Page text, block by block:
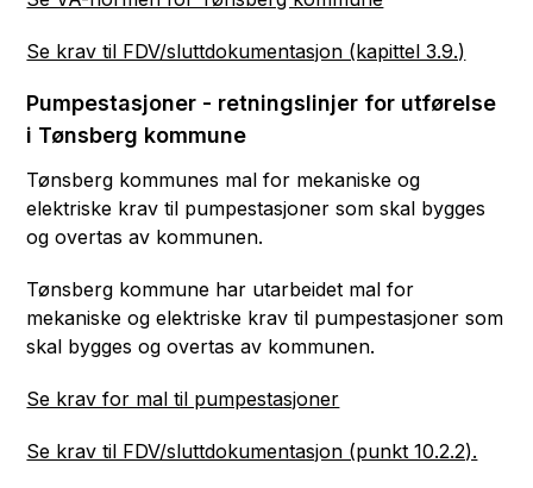
Se krav til FDV/sluttdokumentasjon (kapittel 3.9.)
Pumpestasjoner - retningslinjer for utførelse
i Tønsberg kommune
Tønsberg kommunes mal for mekaniske og
elektriske krav til pumpestasjoner som skal bygges
og overtas av kommunen.
Tønsberg kommune har utarbeidet mal for
mekaniske og elektriske krav til pumpestasjoner som
skal bygges og overtas av kommunen.
Se krav for mal til pumpestasjoner
Se krav til FDV/sluttdokumentasjon (punkt 10.2.2).